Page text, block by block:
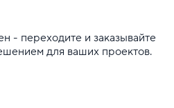
- переходите и заказывайте
для ваших проектов.